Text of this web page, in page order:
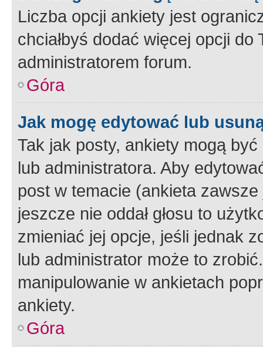
Liczba opcji ankiety jest
chciałbyś dodać więcej opcji
administratorem forum.
Góra
Jak mogę edytować lub
Tak jak posty, ankiety mogą
lub administratora. Aby
post w temacie (ankieta
jeszcze nie oddał głosu to
zmieniać jej opcje, jeśli jednak
lub administrator może to
manipulowanie w ankietach
ankiety.
Góra